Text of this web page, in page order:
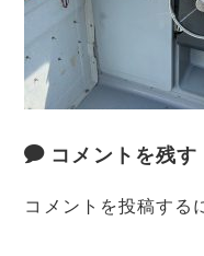
コメントを残す
コメントを投稿する